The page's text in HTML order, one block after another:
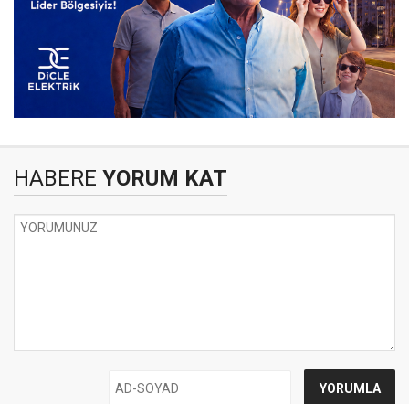
HABERE YORUM KAT